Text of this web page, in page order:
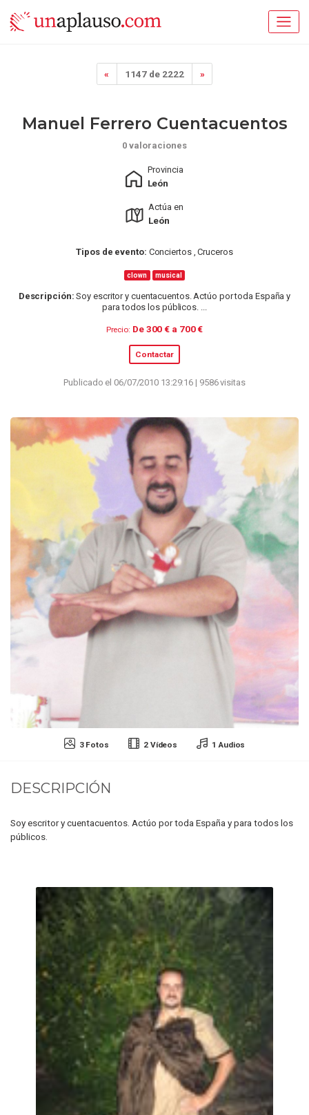
« 1147 de 2222 »
3 Fotos 2 Vídeos 1 Audios
Manuel Ferrero Cuentacuentos
0 valoraciones
Provincia
León
Actúa en
León
Tipos de evento: Conciertos , Cruceros
clown musical
Descripción: Soy escritor y cuentacuentos. Actúo por toda España y
para todos los públicos. ...
Precio: De 300 € a 700 €
Contactar
Publicado el 06/07/2010 13:29:16 | 9586 visitas
DESCRIPCIÓN
Soy escritor y cuentacuentos. Actúo por toda España y para todos los
públicos.